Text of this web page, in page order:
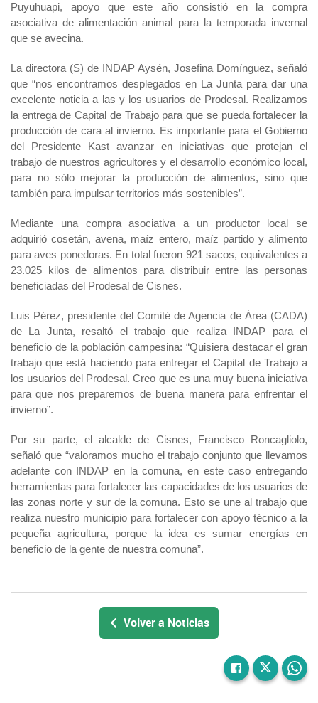
Puyuhuapi, apoyo que este año consistió en la compra
asociativa de alimentación animal para la temporada invernal
que se avecina.
La directora (S) de INDAP Aysén, Josefina Domínguez, señaló
que “nos encontramos desplegados en La Junta para dar una
excelente noticia a las y los usuarios de Prodesal. Realizamos
la entrega de Capital de Trabajo para que se pueda fortalecer la
producción de cara al invierno. Es importante para el Gobierno
del Presidente Kast avanzar en iniciativas que protejan el
trabajo de nuestros agricultores y el desarrollo económico local,
para no sólo mejorar la producción de alimentos, sino que
también para impulsar territorios más sostenibles”.
Mediante una compra asociativa a un productor local se
adquirió cosetán, avena, maíz entero, maíz partido y alimento
para aves ponedoras. En total fueron 921 sacos, equivalentes a
23.025 kilos de alimentos para distribuir entre las personas
beneficiadas del Prodesal de Cisnes.
Luis Pérez, presidente del Comité de Agencia de Área (CADA)
de La Junta, resaltó el trabajo que realiza INDAP para el
beneficio de la población campesina: “Quisiera destacar el gran
trabajo que está haciendo para entregar el Capital de Trabajo a
los usuarios del Prodesal. Creo que es una muy buena iniciativa
para que nos preparemos de buena manera para enfrentar el
invierno”.
Por su parte, el alcalde de Cisnes, Francisco Roncagliolo,
señaló que “valoramos mucho el trabajo conjunto que llevamos
adelante con INDAP en la comuna, en este caso entregando
herramientas para fortalecer las capacidades de los usuarios de
las zonas norte y sur de la comuna. Esto se une al trabajo que
realiza nuestro municipio para fortalecer con apoyo técnico a la
pequeña agricultura, porque la idea es sumar energías en
beneficio de la gente de nuestra comuna”.
Volver a Noticias